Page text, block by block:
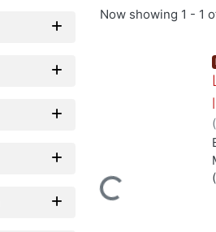
Now showing 1 - 1
Loading...
(